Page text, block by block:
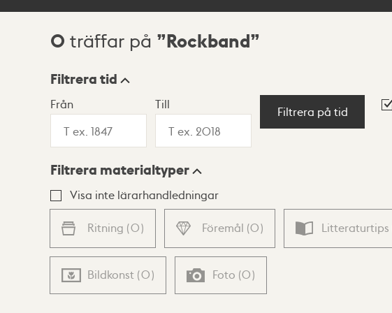
Sökresultat
0 träffar på Rockband
Visningsläge
Lista Karta
Filtrera tid
Från Till
Filtrera på tid
Filtrera materialtyper
Visa inte lärarhandledningar
Ritning (0) Föremål (0) Litteraturtips
Bildkonst (0) Foto (0)